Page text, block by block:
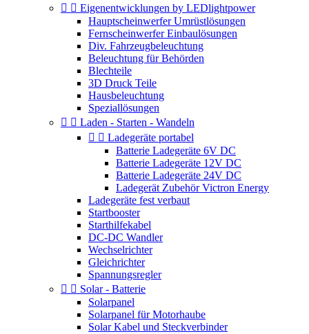
  Eigenentwicklungen by LEDlightpower
Hauptscheinwerfer Umrüstlösungen
Fernscheinwerfer Einbaulösungen
Div. Fahrzeugbeleuchtung
Beleuchtung für Behörden
Blechteile
3D Druck Teile
Hausbeleuchtung
Speziallösungen
  Laden - Starten - Wandeln
  Ladegeräte portabel
Batterie Ladegeräte 6V DC
Batterie Ladegeräte 12V DC
Batterie Ladegeräte 24V DC
Ladegerät Zubehör Victron Energy
Ladegeräte fest verbaut
Startbooster
Starthilfekabel
DC-DC Wandler
Wechselrichter
Gleichrichter
Spannungsregler
  Solar - Batterie
Solarpanel
Solarpanel für Motorhaube
Solar Kabel und Steckverbinder